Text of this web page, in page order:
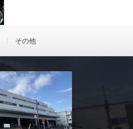
その他